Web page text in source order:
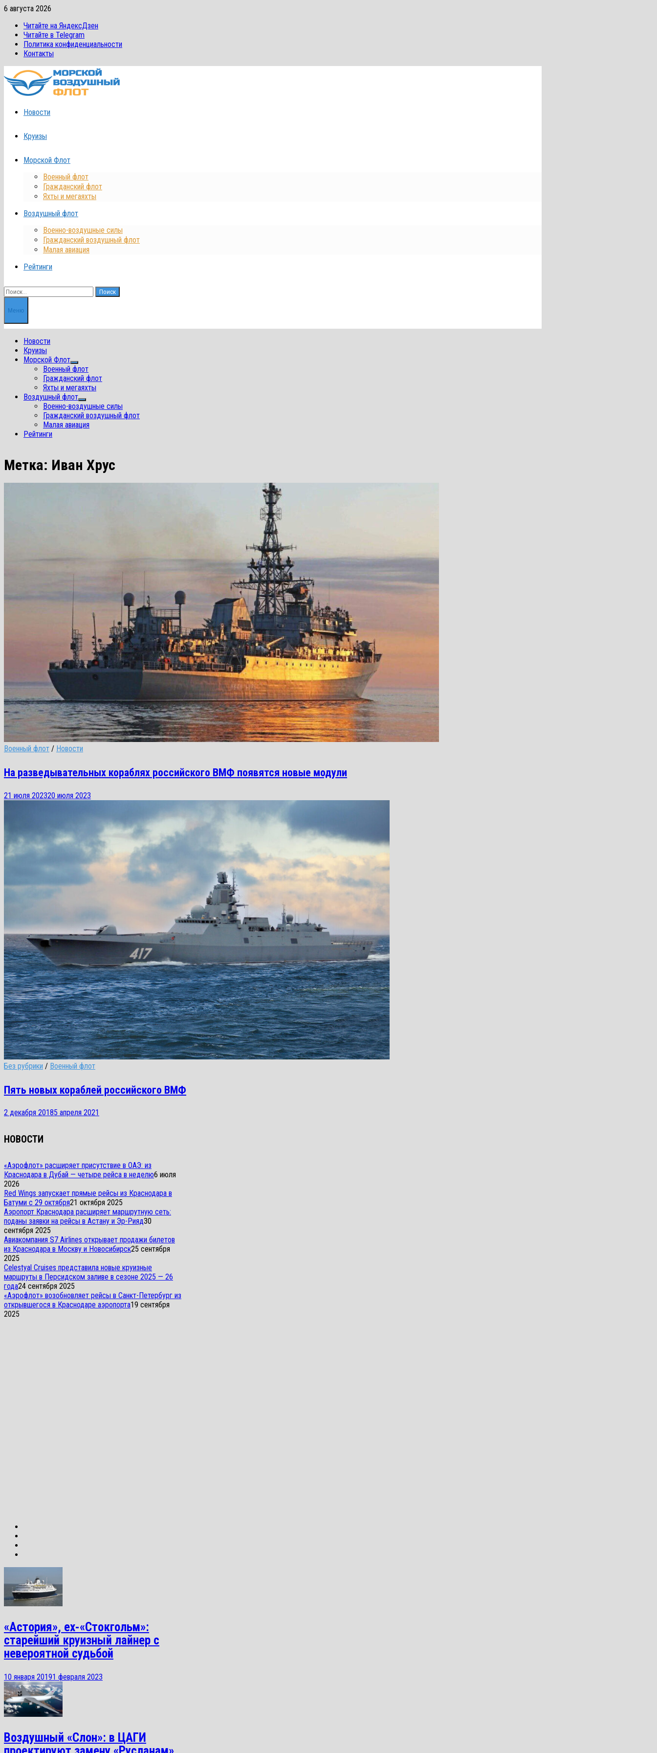
Перейти
содержимому
6 августа 2026
Читайте на ЯндексДзен
Читайте в Telegram
Политика конфиденциальности
Контакты
Новости
Круизы
Морской Флот
Военный флот
Гражданский флот
Яхты и мегаяхты
Воздушный флот
Военно-воздушные силы
Гражданский воздушный флот
Малая авиация
Рейтинги
Найти:
Меню
Новости
Круизы
Морской Флот
Показать
подменю
Военный флот
Гражданский флот
Яхты и мегаяхты
Воздушный флот
Показать
подменю
Военно-воздушные силы
Гражданский воздушный флот
Малая авиация
Рейтинги
Метка: Иван Хрус
Военный флот / Новости
На разведывательных кораблях российского ВМФ появятся новые модули
21 июля 202320 июля 2023
Без рубрики / Военный флот
Пять новых кораблей российского ВМФ
2 декабря 20185 апреля 2021
НОВОСТИ
«Аэрофлот» расширяет присутствие в ОАЭ: из
Краснодара в Дубай — четыре рейса в неделю6 июля
2026
Red Wings запускает прямые рейсы из Краснодара в
Батуми с 29 октября21 октября 2025
Аэропорт Краснодара расширяет маршрутную сеть:
поданы заявки на рейсы в Астану и Эр-Рияд30
сентября 2025
Авиакомпания S7 Airlines открывает продажи билетов
из Краснодара в Москву и Новосибирск25 сентября
2025
Celestyal Cruises представила новые круизные
маршруты в Персидском заливе в сезоне 2025 — 26
года24 сентября 2025
«Аэрофлот» возобновляет рейсы в Санкт-Петербург из
открывшегося в Краснодаре аэропорта19 сентября
2025
«Астория», ex-«Стокгольм»:
старейший круизный лайнер с
невероятной судьбой
10 января 20191 февраля 2023
Воздушный «Слон»: в ЦАГИ